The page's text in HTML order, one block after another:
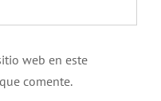
web en este
comente.